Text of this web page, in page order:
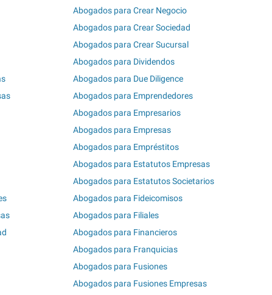
Abogados para Crear Negocio
Abogados para Crear Sociedad
Abogados para Crear Sucursal
Abogados para Dividendos
Abogados para Due Diligence
Abogados para Emprendedores
Abogados para Empresarios
Abogados para Empresas
Abogados para Empréstitos
Abogados para Estatutos Empresas
Abogados para Estatutos Societarios
Abogados para Fideicomisos
Abogados para Filiales
Abogados para Financieros
Abogados para Franquicias
Abogados para Fusiones
Abogados para Fusiones Empresas